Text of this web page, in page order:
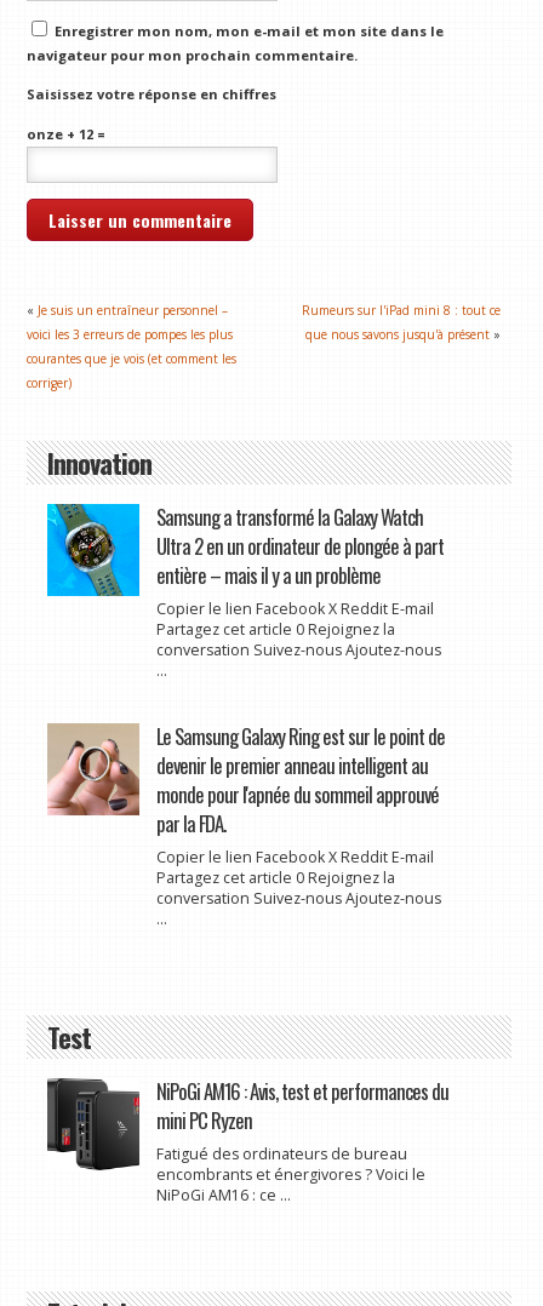
Enregistrer mon nom, mon e-mail et mon site dans le
navigateur pour mon prochain commentaire.
Saisissez votre réponse en chiffres
onze + 12 =
« Je suis un entraîneur personnel –
voici les 3 erreurs de pompes les plus
courantes que je vois (et comment les
corriger)
Rumeurs sur l'iPad mini 8 : tout ce
que nous savons jusqu'à présent »
Innovation
Samsung a transformé la Galaxy Watch
Ultra 2 en un ordinateur de plongée à part
entière – mais il y a un problème
Copier le lien Facebook X Reddit E-mail
Partagez cet article 0 Rejoignez la
conversation Suivez-nous Ajoutez-nous
...
Le Samsung Galaxy Ring est sur le point de
devenir le premier anneau intelligent au
monde pour l'apnée du sommeil approuvé
par la FDA.
Copier le lien Facebook X Reddit E-mail
Partagez cet article 0 Rejoignez la
conversation Suivez-nous Ajoutez-nous
...
Test
NiPoGi AM16 : Avis, test et performances du
mini PC Ryzen
Fatigué des ordinateurs de bureau
encombrants et énergivores ? Voici le
NiPoGi AM16 : ce ...